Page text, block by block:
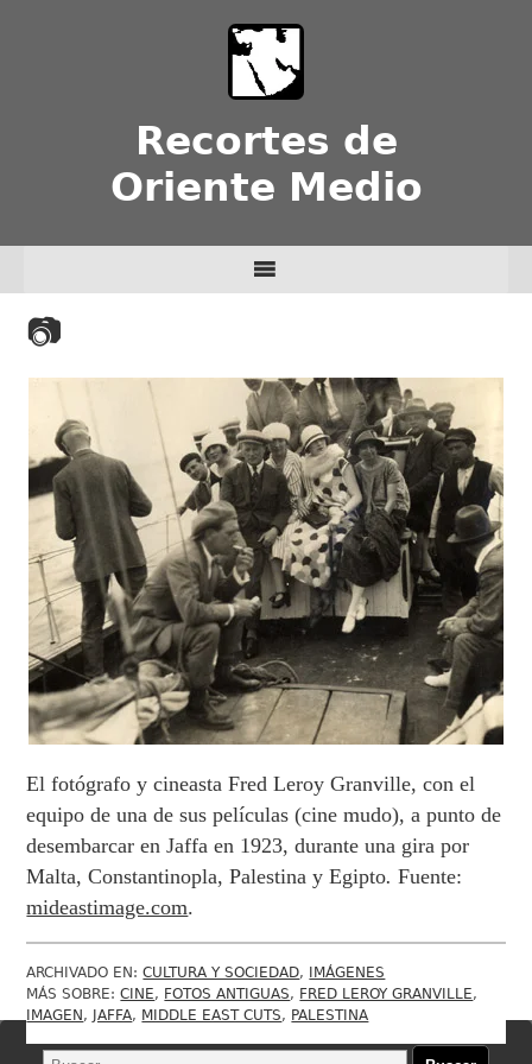
Recortes de
Oriente Medio
El fotógrafo y cineasta Fred Leroy Granville, con el
equipo de una de sus películas (cine mudo), a punto de
desembarcar en Jaffa en 1923, durante una gira por
Malta, Constantinopla, Palestina y Egipto. Fuente:
mideastimage.com.
ARCHIVADO EN:CULTURA Y SOCIEDAD,
IMÁGENES
MÁS SOBRE:CINE, FOTOS ANTIGUAS, FRED LEROY GRANVILLE,
IMAGEN , JAFFA, MIDDLE EAST CUTS, PALESTINA